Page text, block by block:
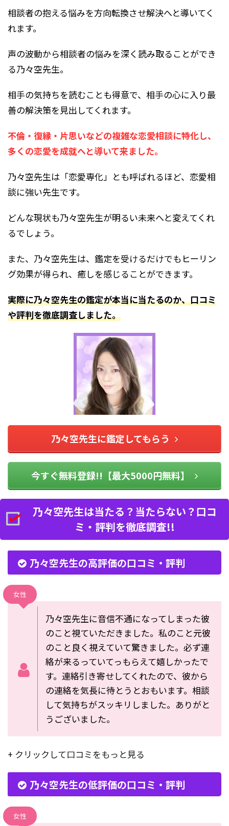
相談者の抱える悩みを方向転換させ解決へと導いてく
れます。
声の波動から相談者の悩みを深く読み取ることができ
る乃々空先生。
相手の気持ちを読むことも得意で、相手の心に入り最
善の解決策を見出してくれます。
不倫・復縁・片思いなどの複雑な恋愛相談に特化し、
多くの恋愛を成就へと導いて来ました。
乃々空先生は「恋愛専化」とも呼ばれるほど、恋愛相
談に強い先生です。
どんな現状も乃々空先生が明るい未来へと変えてくれ
るでしょう。
また、乃々空先生は、鑑定を受けるだけでもヒーリン
グ効果が得られ、癒しを感じることができます。
実際に乃々空先生の鑑定が本当に当たるのか、口コミ
や評判を徹底調査しました。
乃々空先生に鑑定してもらう
今すぐ無料登録!!【最大5000円無料】
乃々空先生は当たる？当たらない？口コ
ミ・評判を徹底調査!!
乃々空先生の高評価の口コミ・評判
女性
乃々空先生に音信不通になってしまった彼
のこと視ていただきました。私のこと元彼
のこと良く視えていて驚きました。必ず連
絡が来るっていてっもらえて嬉しかったで
す。連絡引き寄せしてくれたので、彼から
の連絡を気長に待とうとおもいます。相談
して気持ちがスッキリしました。ありがと
うございました。
+ クリックして口コミをもっと見る
乃々空先生の低評価の口コミ・評判
女性